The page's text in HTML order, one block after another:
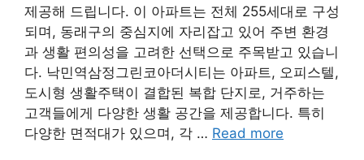
제공해 드립니다. 이 아파트는 전체 255세대로 구성
되며, 동래구의 중심지에 자리잡고 있어 주변 환경
과 생활 편의성을 고려한 선택으로 주목받고 있습니
다. 낙민역삼정그린코아더시티는 아파트, 오피스텔,
도시형 생활주택이 결합된 복합 단지로, 거주하는
고객들에게 다양한 생활 공간을 제공합니다. 특히
다양한 면적대가 있으며, 각 … Read more